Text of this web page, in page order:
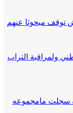
توقف مبحوثا عنهم
ولمراقبة التراب
سجلت مامجموعه